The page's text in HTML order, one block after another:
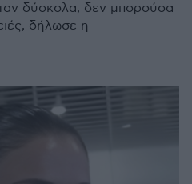
δύσκολα, δεν μπορούσα
δήλωσε η